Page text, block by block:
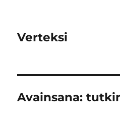
Verteksi
Avainsana: